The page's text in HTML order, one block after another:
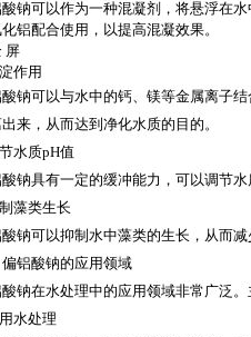
钠可以作为一种混凝剂，将悬浮在
铝配合使用，以提高混凝效果。
屏
作用
钠可以与水中的钙、镁等金属离子
来，从而达到净化水质的目的。
水质pH值
钠具有一定的缓冲能力，可以调节
藻类生长
钠可以抑制水中藻类的生长，从而
铝酸钠的应用领域
钠在水处理中的应用领域非常广泛。
水处理